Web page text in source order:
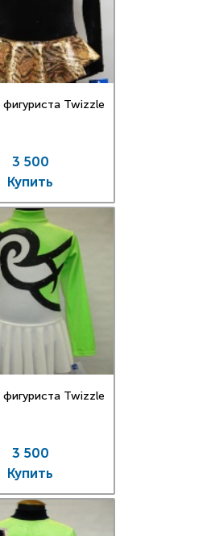
Twizzle
3 500
Купить
Twizzle
3 500
Купить